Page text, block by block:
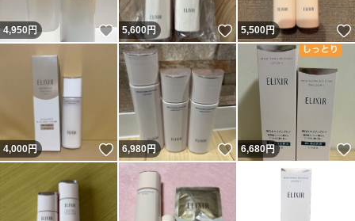
4,950円 いいね！
5,600円 いいね！
5,500円
4,000円 いいね！
6,980円 いいね！
6,680円